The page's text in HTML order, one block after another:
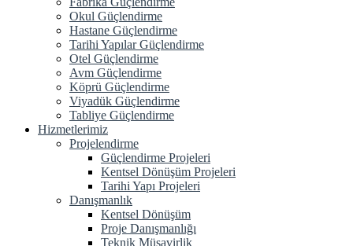
Okul Güçlendirme
Hastane Güçlendirme
Tarihi Yapılar Güçlendirme
Otel Güçlendirme
Avm Güçlendirme
Köprü Güçlendirme
Viyadük Güçlendirme
Tabliye Güçlendirme
Hizmetlerimiz
Projelendirme
Güçlendirme Projeleri
Kentsel Dönüşüm Projeleri
Tarihi Yapı Projeleri
Danışmanlık
Kentsel Dönüşüm
Proje Danışmanlığı
Teknik Müşavirlik